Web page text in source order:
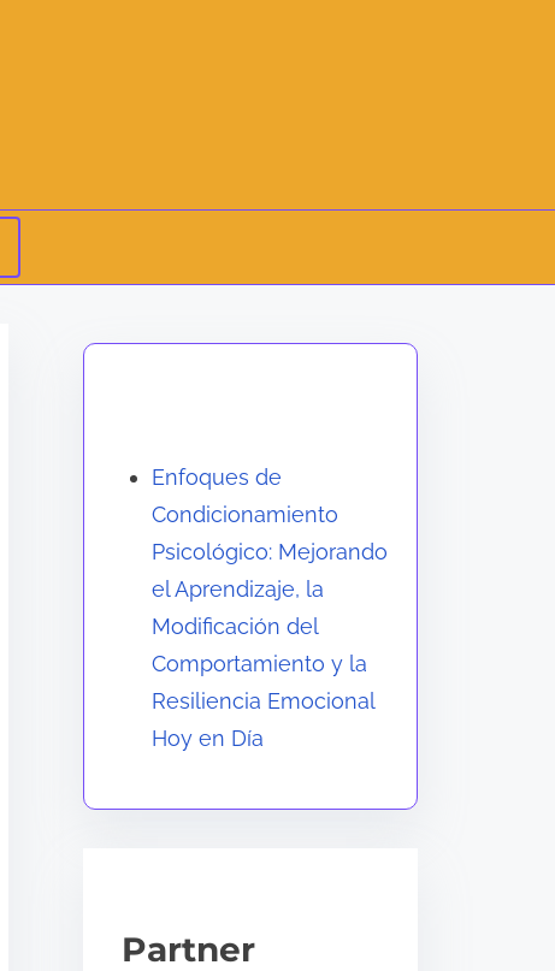
Enfoques de
Condicionamiento
Psicológico: Mejorando
el Aprendizaje, la
Modificación del
Comportamiento y la
Resiliencia Emocional
Hoy en Día
Partner